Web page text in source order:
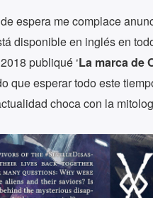
espera me complace
disponible en inglés en
publiqué ‘La marca de
que esperar todo este
choca con la